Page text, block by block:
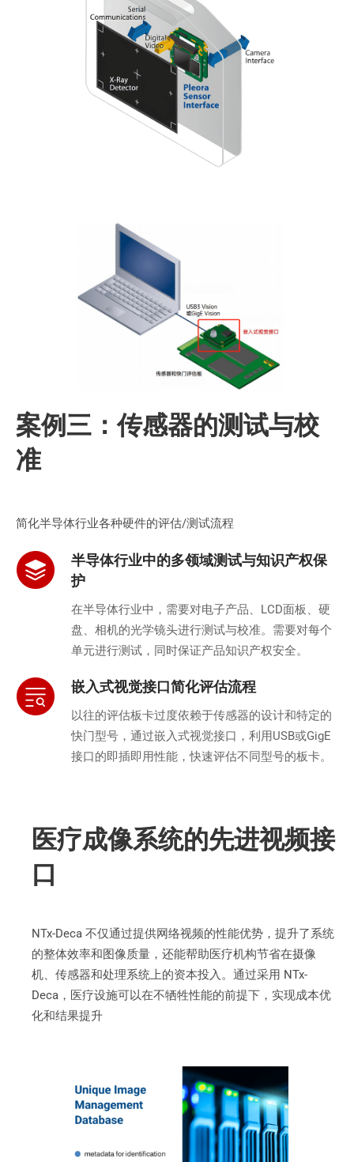
案例三：传感器的测试与校
准
简化半导体行业各种硬件的评估/测试流程
半导体行业中的多领域测试与知识产权保
护
在半导体行业中，需要对电子产品、LCD面板、硬
盘、相机的光学镜头进行测试与校准。需要对每个
单元进行测试，同时保证产品知识产权安全。
嵌入式视觉接口简化评估流程
以往的评估板卡过度依赖于传感器的设计和特定的
快门型号，通过嵌入式视觉接口，利用USB或GigE
接口的即插即用性能，快速评估不同型号的板卡。
医疗成像系统的先进视频接
口
NTx-Deca 不仅通过提供网络视频的性能优势 ， 提升了系统
的整体效率和图像质量， 还能帮助医疗机构节省在摄像
机、 传感器和处理系统上的资本投入。 通过采用 NTx-
Deca， 医疗设施可以在不牺牲性能的前提下 ， 实现成本优
化和结果提升